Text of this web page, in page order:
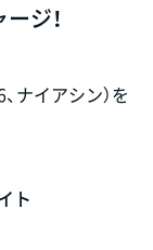
ジ！
ナイアシン）を
ト